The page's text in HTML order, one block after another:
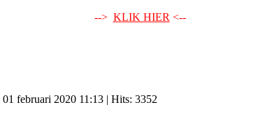
--> KLIK HIER <--
februari 2020 11:13 | Hits: 3352